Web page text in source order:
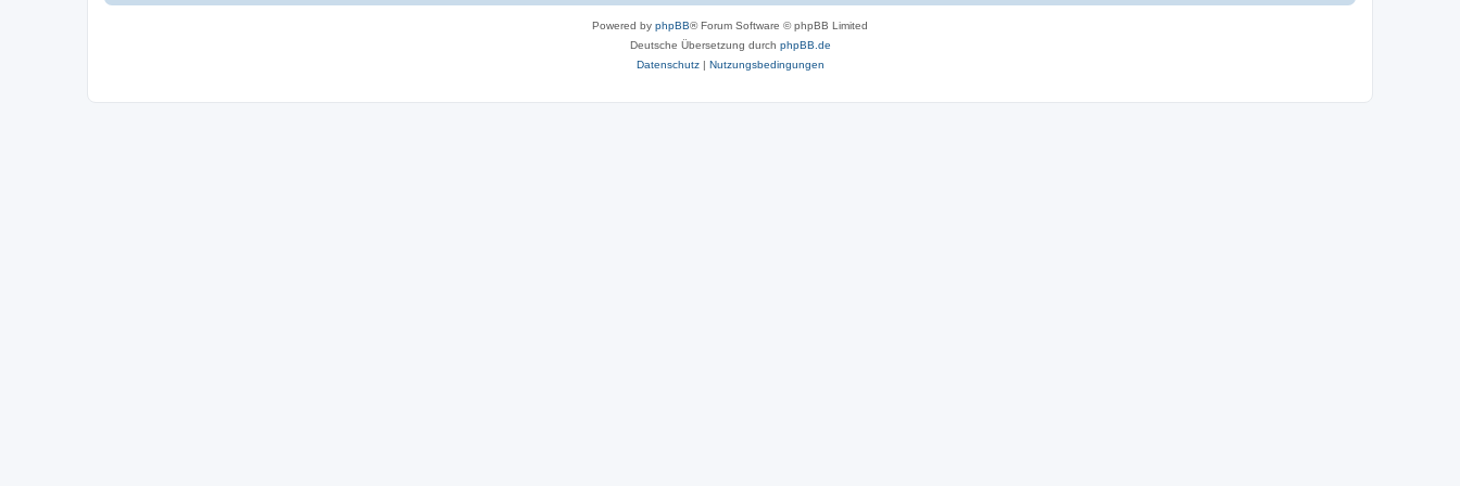
Powered by phpBB® Forum Software © phpBB Limited
Deutsche Übersetzung durch phpBB.de
Datenschutz| Nutzungsbedingungen